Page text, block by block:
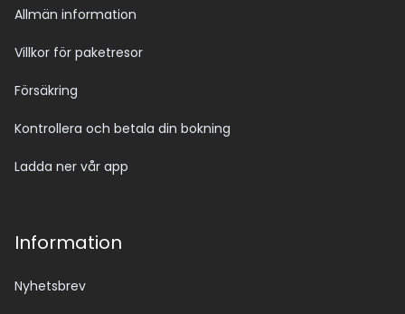
Allmän information
Villkor för paketresor
Försäkring
Kontrollera och betala din bokning
Ladda ner vår app
Information
Nyhetsbrev